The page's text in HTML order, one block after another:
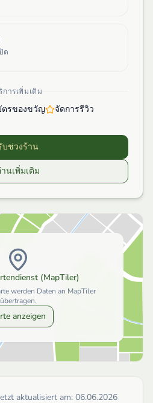
ด
การเพิ่มเติม
รของขวัญ จัดการรีวิว
บช่วงร้าน
นเพิ่มเติม
(MapTiler)
werden Daten an MapTiler
übertragen.
anzeigen
aktualisiert am: 06.06.2026